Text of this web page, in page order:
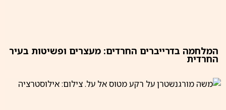
המלחמה בדרייברים החרדים: מעצרים ופשיטות בעיר
החרדית